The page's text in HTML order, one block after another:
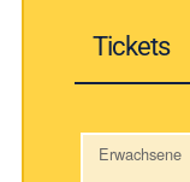
Tickets
Erwachsene